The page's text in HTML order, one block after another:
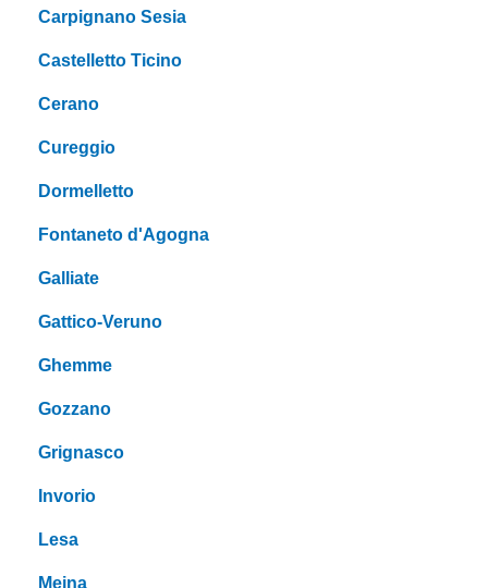
Carpignano Sesia
Castelletto Ticino
Cerano
Cureggio
Dormelletto
Fontaneto d'Agogna
Galliate
Gattico-Veruno
Ghemme
Gozzano
Grignasco
Invorio
Lesa
Meina